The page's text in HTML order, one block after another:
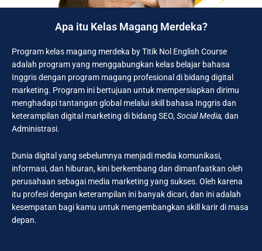
Apa itu Kelas Magang Merdeka?
Program kelas magang merdeka by Titik Nol English Course
adalah program yang menggabungkan kelas belajar bahasa
Inggris dengan program magang profesional di bidang digital
marketing. Program ini bertujuan untuk mempersiapkan dirimu
menghadapi tantangan global melalui skill bahasa Inggris dan
keterampilan digital marketing di bidang SEO,Social Media, dan
Administrasi.
Dunia digital yang sebelumnya menjadi media komunikasi,
informasi, dan hiburan, kini berkembang dan dimanfaatkan oleh
perusahaan sebagai media marketing yang sukses. Oleh karena
itu profesi dengan keterampilan ini banyak dicari, dan ini adalah
kesempatan bagi kamu untuk mengembangkan skill karir di masa
depan.